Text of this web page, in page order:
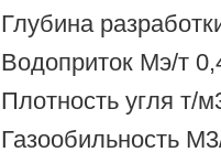
Глубина
Водоприток Мэ/т
Плотность угля т/
Газообильность